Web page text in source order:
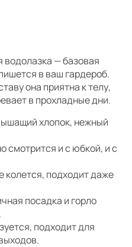
водолазка — базовая
в ваш гардероб.
она приятна к телу,
в прохладные дни.
хлопок, нежный
смотрится и с юбкой, и с
колется, подходит даже
посадка и горло
подходит для